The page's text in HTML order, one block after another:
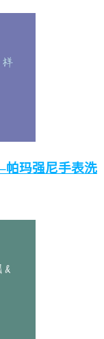
帕玛强尼手表洗